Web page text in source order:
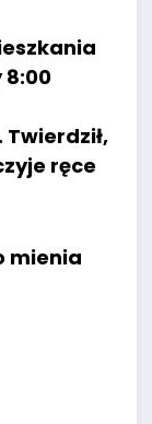
8:00
ręce
mienia